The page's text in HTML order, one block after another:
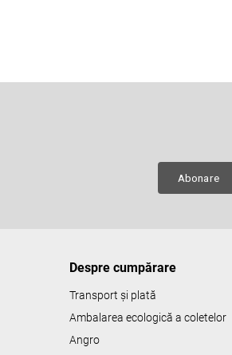
Abonare
Despre cumpărare
Transport și plată
Ambalarea ecologică a coletelor
Angro